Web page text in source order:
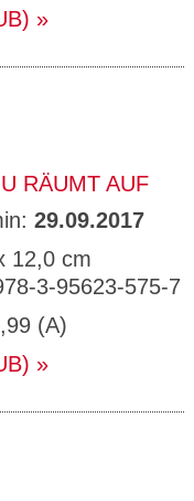
RÄUMT AUF
29.09.2017
12,0 cm
3-95623-575-7
(A)